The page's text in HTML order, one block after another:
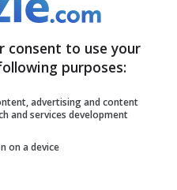
. Un uomo è
Il bilancio è
si sarebbe
nell’ospedale
consent to use your
purposes:
advertising and content
and services development
on a device